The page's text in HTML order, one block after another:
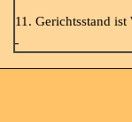
11. Gerichtsstand ist